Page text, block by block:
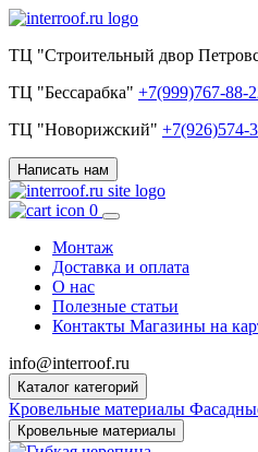
ТЦ "Строительный двор
ТЦ "Бессарабка" +7(999)767-88-
ТЦ "Новорижский" +7(926)574-
Написать нам
0
Монтаж
Доставка и оплата
О нас
Полезные статьи
Контакты Магазины на
info@interroof.ru
Каталог категорий
Кровельные материалы
Кровельные материалы